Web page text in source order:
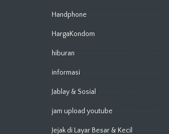
Handphone
HargaKondom
hiburan
informasi
Jablay & Sosial
jam upload youtube
Jejak di Layar Besar & Kecil